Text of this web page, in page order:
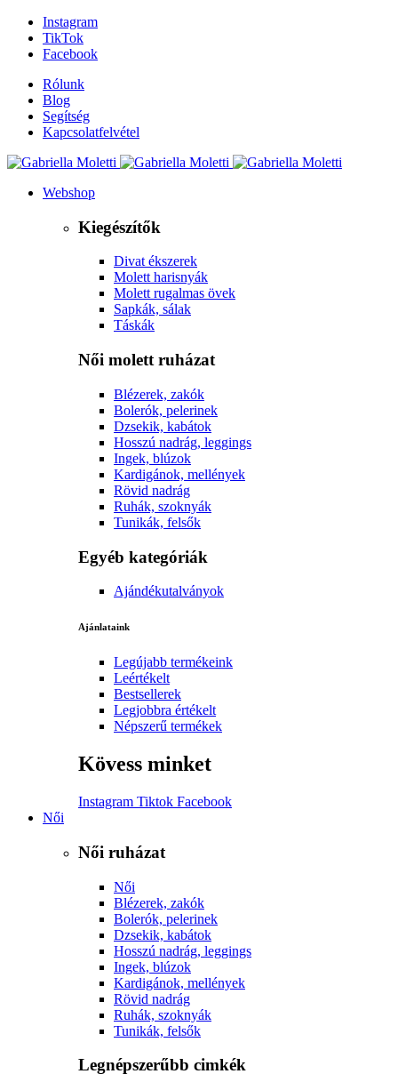
Instagram
TikTok
Facebook
Rólunk
Blog
Segítség
Kapcsolatfelvétel
Webshop
Kiegészítők
Divat ékszerek
Molett harisnyák
Molett rugalmas övek
Sapkák, sálak
Táskák
Női molett ruházat
Blézerek, zakók
Bolerók, pelerinek
Dzsekik, kabátok
Hosszú nadrág, leggings
Ingek, blúzok
Kardigánok, mellények
Rövid nadrág
Ruhák, szoknyák
Tunikák, felsők
Egyéb kategóriák
Ajándékutalványok
Ajánlataink
Legújabb termékeink
Leértékelt
Bestsellerek
Legjobbra értékelt
Népszerű termékek
Kövess minket
Instagram Tiktok Facebook
Női
Női ruházat
Női
Blézerek, zakók
Bolerók, pelerinek
Dzsekik, kabátok
Hosszú nadrág, leggings
Ingek, blúzok
Kardigánok, mellények
Rövid nadrág
Ruhák, szoknyák
Tunikák, felsők
Legnépszerűbb cimkék